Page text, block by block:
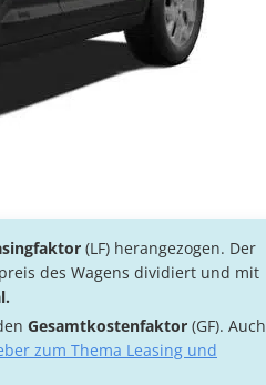
(LF) herangezogen. Der
des Wagens dividiert und mit
Gesamtkostenfaktor (GF). Auch
zum Thema Leasing und